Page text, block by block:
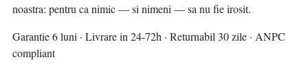
noastra: pentru ca nimic — si nimeni — sa nu fie irosit.
Garantie 6 luni · Livrare in 24-72h · Returnabil 30 zile · ANPC
compliant